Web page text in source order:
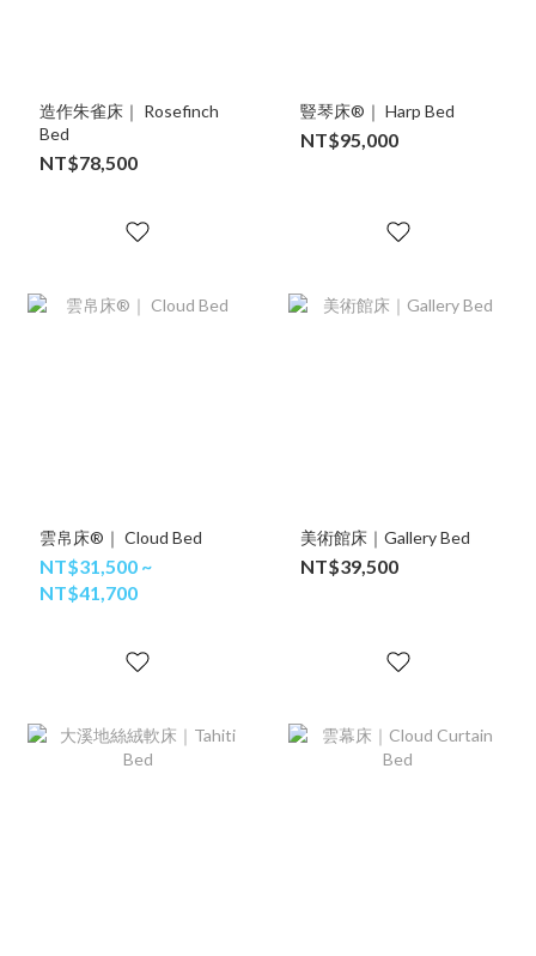
造作朱雀床｜ Rosefinch
Bed
NT$78,500
豎琴床®｜ Harp Bed
NT$95,000
雲帛床®｜ Cloud Bed
NT$31,500 ~
NT$41,700
美術館床｜Gallery Bed
NT$39,500